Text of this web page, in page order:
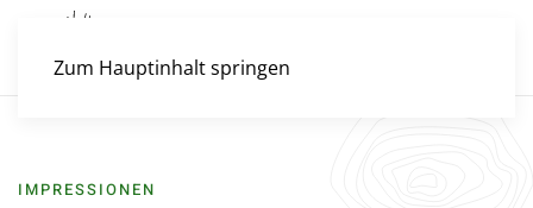
Zum Hauptinhalt springen
IMPRESSIONEN